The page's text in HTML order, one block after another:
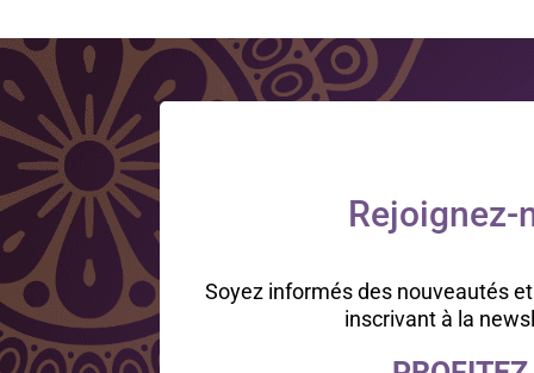
Rejoignez-
Soyez informés des nouveautés
inscrivant à la